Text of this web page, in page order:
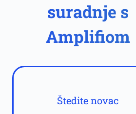
suradnje s
Amplifiom
Štedite novac